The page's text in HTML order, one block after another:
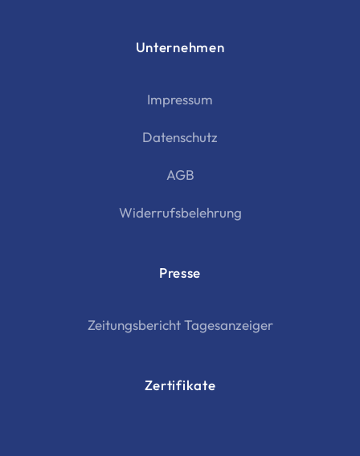
Unternehmen
Impressum
Datenschutz
AGB
Widerrufsbelehrung
Presse
Zeitungsbericht Tagesanzeiger
Zertifikate